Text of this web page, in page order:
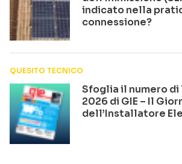
indicato nella
connessione?
QUESITO TECNICO
Sfoglia il numero
2026 di GIE – Il
dell’Installatore